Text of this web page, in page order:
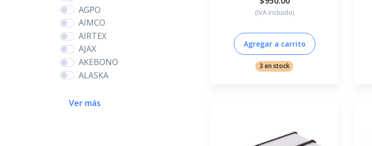
AGPO
AIMCO
AIRTEX
AJAX
AKEBONO
ALASKA
Ver más
(IVA incluido)
Agregar a carrito
3 en stock